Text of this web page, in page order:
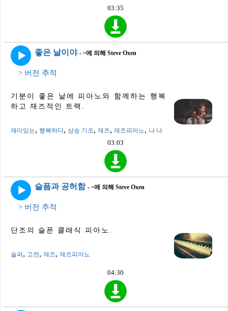
03:35
좋은 날이야 - ~에 의해 Steve Oxen
> 버전 추적
기분이 좋은 날에 피아노와 함께하는 행복
하고 재즈적인 트랙.
재미있는, 행복하다, 상승 기조, 재즈, 재즈피아노, 나 나
03:03
슬픔과 공허함 - ~에 의해 Steve Oxen
> 버전 추적
단조의 슬픈 클래식 피아노.
슬퍼 , 고전 , 재즈, 재즈피아노
04:30